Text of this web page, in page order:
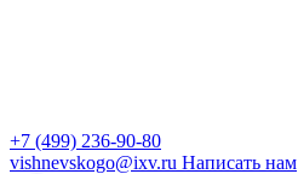
+7 (499) 236-90-80
vishnevskogo@ixv.ru Написать нам